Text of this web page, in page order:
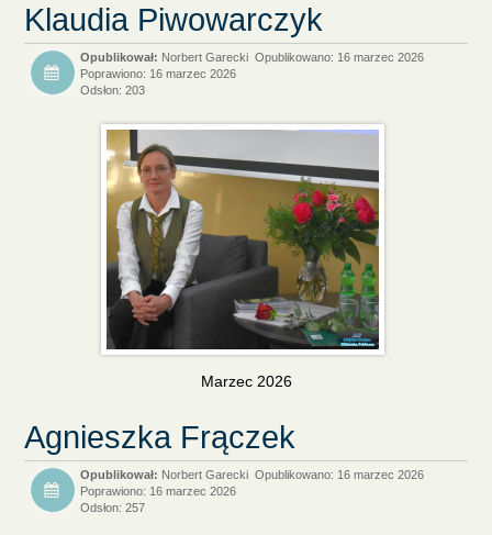
Klaudia Piwowarczyk
Norbert Garecki Opublikowano: 16 marzec 2026
Poprawiono: 16 marzec 2026
Odsłon: 203
Marzec 2026
Agnieszka Frączek
Norbert Garecki Opublikowano: 16 marzec 2026
Poprawiono: 16 marzec 2026
Odsłon: 257